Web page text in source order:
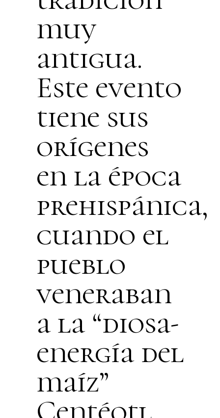
muy
antigua.
Este evento
tiene sus
orígenes
en la época
prehispánica,
cuando el
pueblo
veneraban
a la “diosa-
energía del
maíz”